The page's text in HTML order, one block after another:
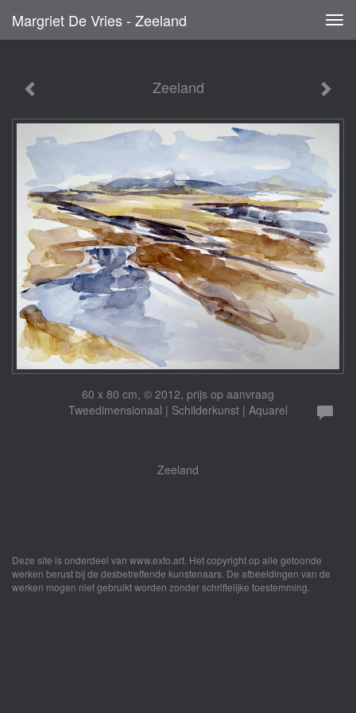
Margriet De Vries - Zeeland
Zeeland
60 x 80 cm, © 2012, prijs op aanvraag
Tweedimensionaal | Schilderkunst | Aquarel
Zeeland
Deze site is onderdeel van www.exto.art . Het copyright op alle getoonde
werken berust bij de desbetreffende kunstenaars. De afbeeldingen van de
werken mogen niet gebruikt worden zonder schriftelijke toestemming.